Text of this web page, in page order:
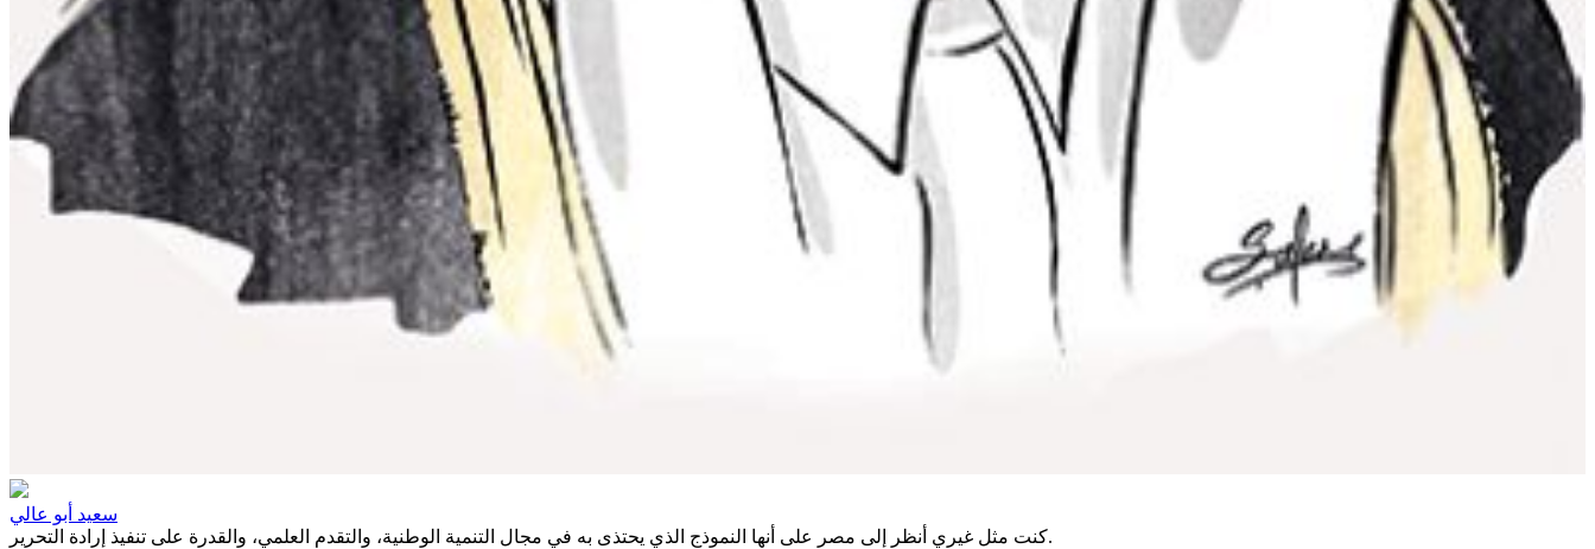
سعيد أبو عالي
كنت مثل غيري أنظر إلى مصر على أنها النموذج الذي يحتذى به في مجال التنمية الوطنية، والتقدم العلمي، والقدرة على تنفيذ إرادة التحرير.